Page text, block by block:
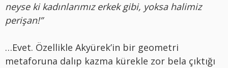
neyse ki kadınlarımız erkek gibi, yoksa halimiz
perişan!”
…Evet. Özellikle Akyürek’in bir geometri
metaforuna dalıp kazma kürekle zor bela çıktığı